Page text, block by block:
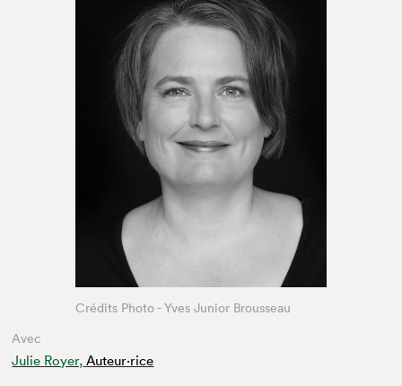
Avec
Julie Royer, Auteur·rice
Crédits Photo - Yves Junior Brousseau